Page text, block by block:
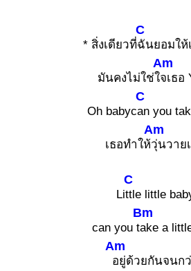
* สิ่งเดียวที่
C
ฉันยอมให้
มันคงไม่ใช่ใ
Am
จเธอ
Oh babyc
C
an you
เธอทำให้
Am
วุ่นวาย
Li
C
ttle little
can you t
Bm
ake a
Am
อยู่ด้วยกันจนก